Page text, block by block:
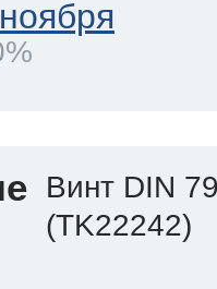
Винт DIN
(TK22242)